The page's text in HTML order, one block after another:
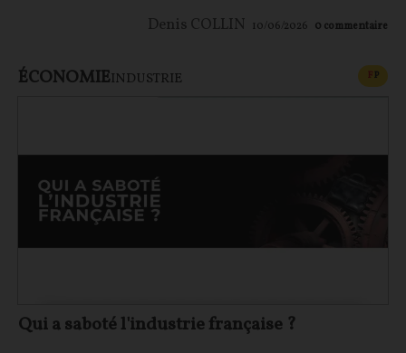
Denis COLLIN 10/06/2026 0 commentaire
ÉCONOMIEINDUSTRIE FP
Qui a saboté l'industrie française ?